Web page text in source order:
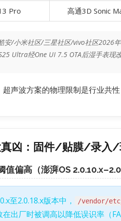
Pro 高通3D Sonic
安/小米社区/三星社区/vivo社区2026
Ultra经One UI 7.5 OTA后湿手表现
声波方案的物理限制是行业共
真凶：固件/贴膜/录入/
值偏高（澎湃OS
至2.0.18.x版本中， /vendor/
出厂时被调高以降低误识率（